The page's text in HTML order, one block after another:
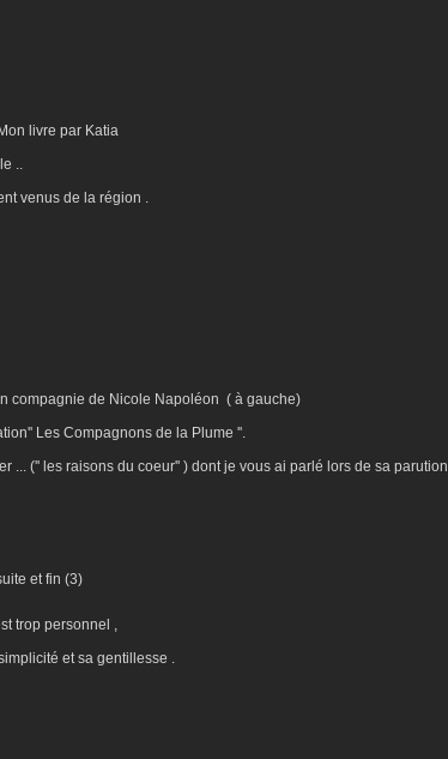
livre par Katia
..
venus de la région .
compagnie de Nicole Napoléon ( à gauche)
Les Compagnons de la Plume ''.
... ('' les raisons du coeur'' ) dont je vous ai parlé lors de sa parution
trop personnel ,
et sa gentillesse .